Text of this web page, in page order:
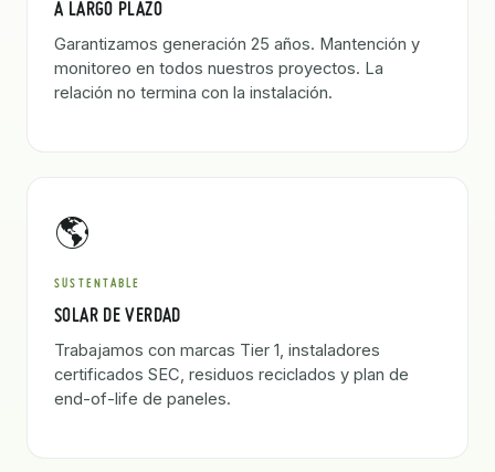
A LARGO PLAZO
Garantizamos generación 25 años. Mantención y
monitoreo en todos nuestros proyectos. La
relación no termina con la instalación.
🌎
SUSTENTABLE
SOLAR DE VERDAD
Trabajamos con marcas Tier 1, instaladores
certificados SEC, residuos reciclados y plan de
end-of-life de paneles.